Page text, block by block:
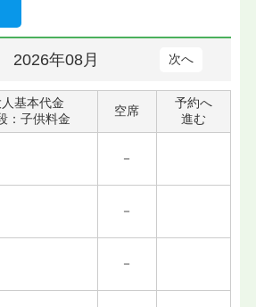
2026年08月 次へ
人基本代金
：子供料金
空席
予約へ
進む
－
－
－